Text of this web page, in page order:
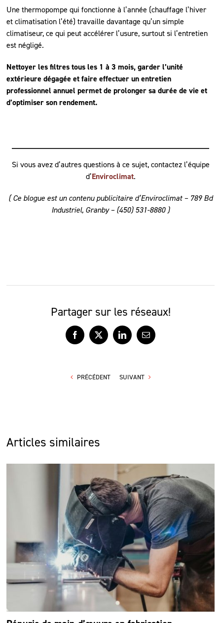
Une thermopompe qui fonctionne à l’année (chauffage l’hiver
et climatisation l’été) travaille davantage qu’un simple
climatiseur, ce qui peut accélérer l’usure, surtout si l’entretien
est négligé.
Nettoyer les filtres tous les 1 à 3 mois, garder l’unité
extérieure dégagée et faire effectuer un entretien
professionnel annuel permet de prolonger sa durée de vie et
d’optimiser son rendement.
Si vous avez d’autres questions à ce sujet, contactez l’équipe
d’Enviroclimat.
( Ce blogue est un contenu publicitaire d’Enviroclimat – 789 Bd
Industriel, Granby – (450) 531-8880 )
Partager sur les réseaux!
Facebook
X LinkedInCourriel
PRÉCÉDENT SUIVANT
Articles similaires